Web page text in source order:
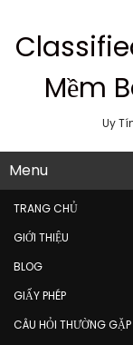
Mềm
Uy
Menu
TRANG CHỦ
GIỚI THIỆU
BLOG
GIẤY PHÉP
CÂU HỎI THƯỜNG GẶP